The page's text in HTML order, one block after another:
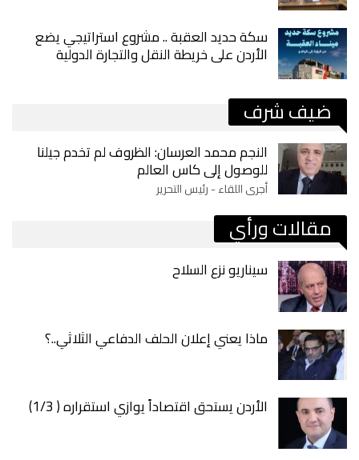
سكة حديد العقبة .. مشروع استراتيجي يضع
الأردن على خريطة النقل والتجارة الدولية
ضيف شرف
النجم محمد العرسان: الظروف لم تخدم جيلنا
للوصول إلى كاس العالم
أجرى اللقاء - رئيس التحرير
مقالات ورأي
سيناريو نزع السلاح
ماذا يعني إعلان الحلف الدفاعي الثلاثي..؟
الأردن يستحق اقتصاداً يوازي استقراره ( 1/3)